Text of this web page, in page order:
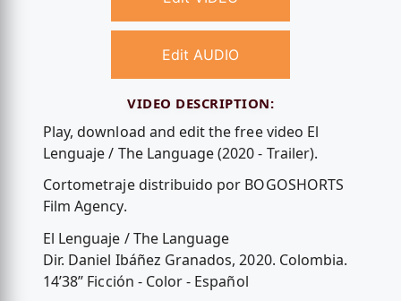
Edit AUDIO
VIDEO DESCRIPTION:
Play, download and edit the free video El
Lenguaje / The Language (2020 - Trailer).
Cortometraje distribuido por BOGOSHORTS
Film Agency.
El Lenguaje / The Language
Dir. Daniel Ibáñez Granados, 2020. Colombia.
14’38’’ Ficción - Color - Español